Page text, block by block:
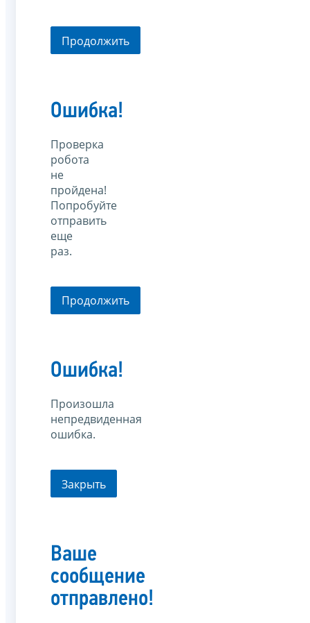
Продолжить
Ошибка!
Проверка
робота
не
пройдена!
Попробуйте
отправить
еще
раз.
Продолжить
Ошибка!
Произошла
непредвиденная
ошибка.
Закрыть
Ваше
сообщение
отправлено!